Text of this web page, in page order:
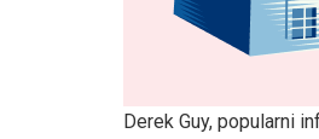
Derek Guy, popularni